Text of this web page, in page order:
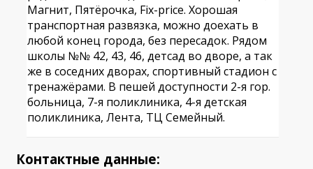
Магнит, Пятёрочка, Fix-price. Хорошая
транспортная развязка, можно доехать в
любой конец города, без пересадок. Рядом
школы №№ 42, 43, 46, детсад во дворе, а так
же в соседних дворах, спортивный стадион с
тренажёрами. В пешей доступности 2-я гор.
больница, 7-я поликлиника, 4-я детская
поликлиника, Лента, ТЦ Семейный.
Контактные данные: